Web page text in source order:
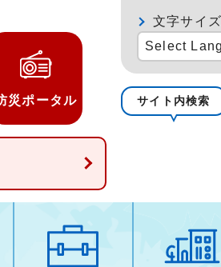
災ポータル
文字サイ
Select
サイト内検索